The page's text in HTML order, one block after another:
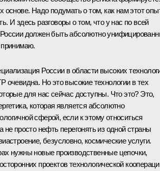
основе. Надо подумать о том, как нам этот
И здесь разговоры о том, что у нас по всей
России должен быть абсолютно
России в области высоких
очевидна. Но это высокие технологии в тех
для нас сейчас доступны. Что это? Это,
которая является абсолютно
сферой, если к этому относиться
не просто нефть перегонять из одной страны
безусловно, космические услуги.
нужны новые производственные цепочки,
проектов технологической